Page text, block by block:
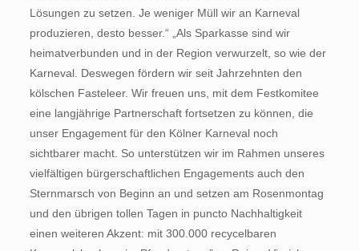
Lösungen zu setzen. Je weniger Müll wir an Karneval
produzieren, desto besser.“ „Als Sparkasse sind wir
heimatverbunden und in der Region verwurzelt, so wie der
Karneval. Deswegen fördern wir seit Jahrzehnten den
kölschen Fasteleer. Wir freuen uns, mit dem Festkomitee
eine langjährige Partnerschaft fortsetzen zu können, die
unser Engagement für den Kölner Karneval noch
sichtbarer macht. So unterstützen wir im Rahmen unseres
vielfältigen bürgerschaftlichen Engagements auch den
Sternmarsch von Beginn an und setzen am Rosenmontag
und den übrigen tollen Tagen in puncto Nachhaltigkeit
einen weiteren Akzent: mit 300.000 recycelbaren